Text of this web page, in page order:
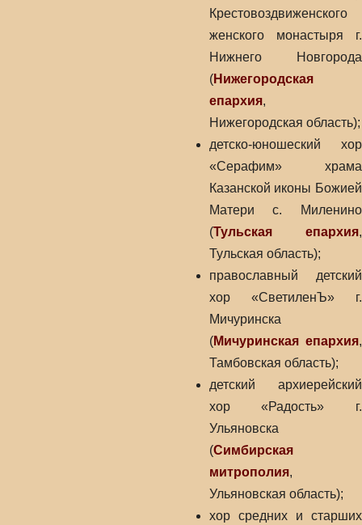
Крестовоздвиженского
женского монастыря г.
Нижнего Новгорода
(Нижегородская
епархия,
Нижегородская область);
детско-юношеский хор
«Серафим» храма
Казанской иконы Божией
Матери с. Миленино
(Тульская епархия,
Тульская область);
православный детский
хор «СветиленЪ» г.
Мичуринска
(Мичуринская епархия,
Тамбовская область);
детский архиерейский
хор «Радость» г.
Ульяновска
(Симбирская
митрополия,
Ульяновская область);
хор средних и старших